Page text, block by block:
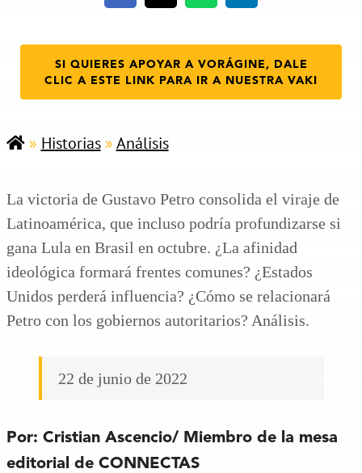
SI QUIERES APOYAR A VORÁGINE, DALE
CLIC A ESTE LINK PARA IR A NUESTRA VAKI
» Historias»Análisis
La victoria de Gustavo Petro consolida el viraje de
Latinoamérica, que incluso podría profundizarse si
gana Lula en Brasil en octubre. ¿La afinidad
ideológica formará frentes comunes? ¿Estados
Unidos perderá influencia? ¿Cómo se relacionará
Petro con los gobiernos autoritarios? Análisis.
22 de junio de 2022
Por: Cristian Ascencio/ Miembro de la mesa
editorial de CONNECTAS